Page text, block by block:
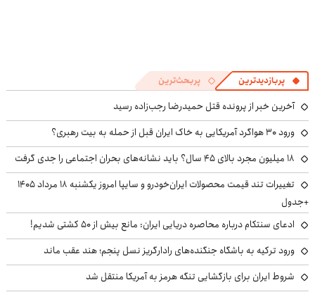
پربازدیدترین پربحث‌ترین
آخرین خبر از پرونده قتل حمیدرضا رجب‌زاده رسید
ورود ۳۰ هواگرد آمریکایی به خاک ایران قبل از حمله به بیت رهبری؟
۱۸ میلیون مجرد بالای ۴۵ سال؟ باید نشانه‌های بحران اجتماعی را جدی گرفت
تغییرات تند قیمت محصولات ایران‌خودرو و سایپا امروز یکشنبه ۱۸ مرداد ۱۴۰۵
+جدول
ادعای سنتکام درباره محاصره دریایی ایران: مانع بیش از ۵۰ کشتی شدیم!
ورود ترکیه به باشگاه جنگنده‌های رادارگریز نسل پنجم؛ هند عقب ماند
شروط ایران برای بازگشایی تنگه هرمز به آمریکا منتقل شد